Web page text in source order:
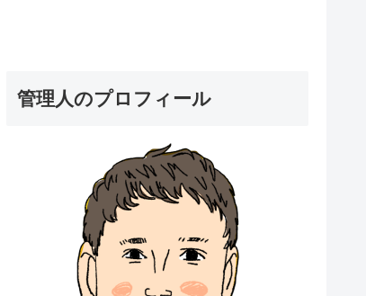
管理人のプロフィール